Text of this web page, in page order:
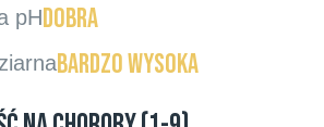
pHdobra
bardzo wysoka